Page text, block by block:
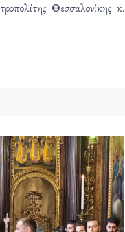
Θεσσαλονίκης κ.